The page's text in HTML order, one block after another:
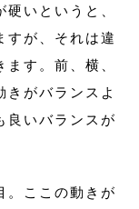
いというと、
すが、それは違
す。前、横、
がバランスよ
良いバランスが
。ここの動きが